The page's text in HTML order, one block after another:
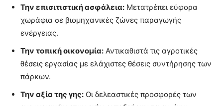
Την επισιτιστική ασφάλεια: Μετατρέπει εύφορα
χωράφια σε βιομηχανικές ζώνες παραγωγής
ενέργειας.
Την τοπική οικονομία: Αντικαθιστά τις αγροτικές
θέσεις εργασίας με ελάχιστες θέσεις συντήρησης των
πάρκων.
Την αξία της γης: Οι δελεαστικές προσφορές των